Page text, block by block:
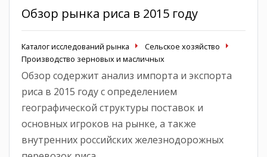
Обзор рынка риса в 2015 году
Каталог исследований рынка
Сельское хозяйство
Производство зерновых и масличных
Обзор содержит анализ импорта и экспорта
риса в 2015 году с определением
географической структуры поставок и
основных игроков на рынке, а также
внутренних российских железнодорожных